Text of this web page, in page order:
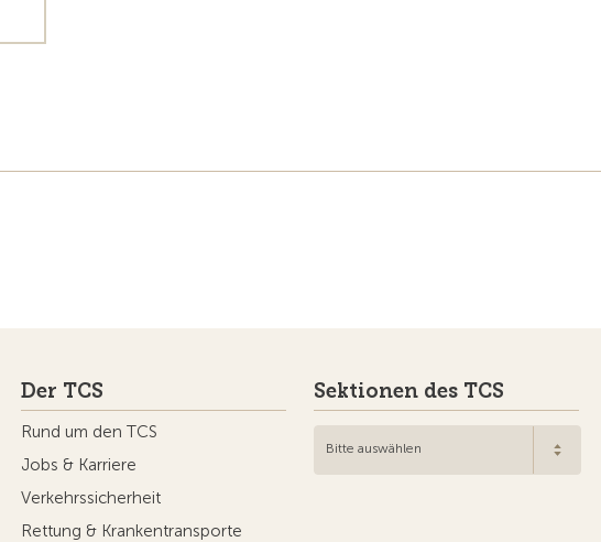
Der TCS
Rund um den TCS
Jobs & Karriere
Verkehrssicherheit
Rettung & Krankentransporte
Sektionen des TCS
Bitte auswählen